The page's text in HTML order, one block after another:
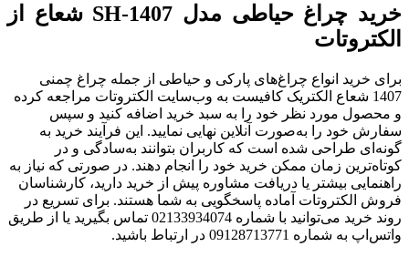
خرید چراغ حیاطی مدل SH-1407 شعاع از
الکتروتات
برای خرید انواع چراغ‌های پارکی و حیاطی از جمله چراغ چمنی
1407 شعاع الکتریک کافیست به وب‌سایت الکتروتات مراجعه کرده
و محصول مورد نظر خود را به سبد خرید اضافه کنید و سپس
سفارش خود را به‌صورت آنلاین نهایی نمایید. این فرآیند خرید به
گونه‌ای طراحی شده است که کاربران بتوانند به‌سادگی و در
کوتاه‌ترین زمان ممکن خرید خود را انجام دهند. در صورتی که نیاز به
راهنمایی بیشتر یا دریافت مشاوره پیش از خرید دارید، کارشناسان
فروش الکتروتات آماده پاسخگویی به شما هستند. برای تسریع در
روند خرید می‌توانید با شماره 02133934074 تماس بگیرید یا از طریق
واتس‌اپ به شماره 09128713771 در ارتباط باشید.